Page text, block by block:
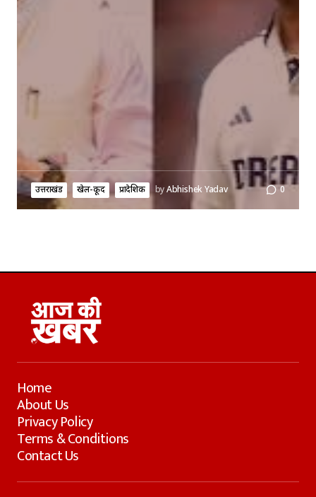
उत्तराखंड खेल-कूद प्रादेशिक byAbhishek Yadav 0
Home
About Us
Privacy Policy
Terms & Conditions
Contact Us